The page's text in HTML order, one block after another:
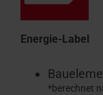
Energie-Label
*berechnet